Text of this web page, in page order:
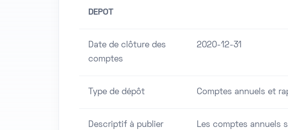
DEPOT
Date de clôture des
comptes
2020-12-31
Type de dépôt Comptes annuels et
Descriptif à publier
Les comptes annuels